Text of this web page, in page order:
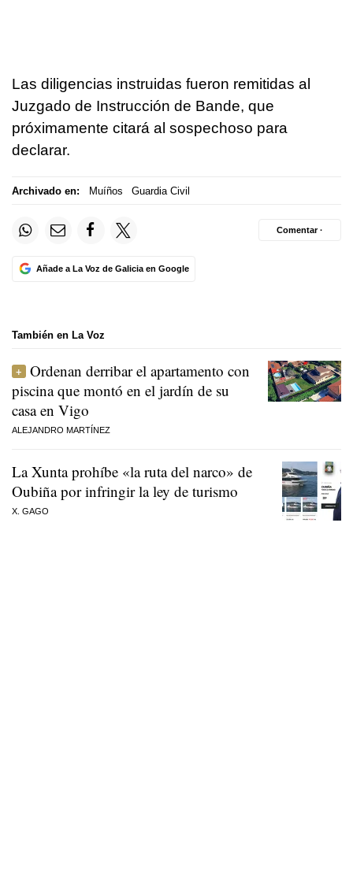
Las diligencias instruidas fueron remitidas al
Juzgado de Instrucción de Bande, que
próximamente citará al sospechoso para
declarar.
Archivado en: Muíños Guardia Civil
Añade a La Voz de Galicia en Google
Comentar ·
También en La Voz
Ordenan derribar el apartamento con
piscina que montó en el jardín de su
casa en Vigo
ALEJANDRO MARTÍNEZ
La Xunta prohíbe «la ruta del narco» de
Oubiña por infringir la ley de turismo
X. GAGO